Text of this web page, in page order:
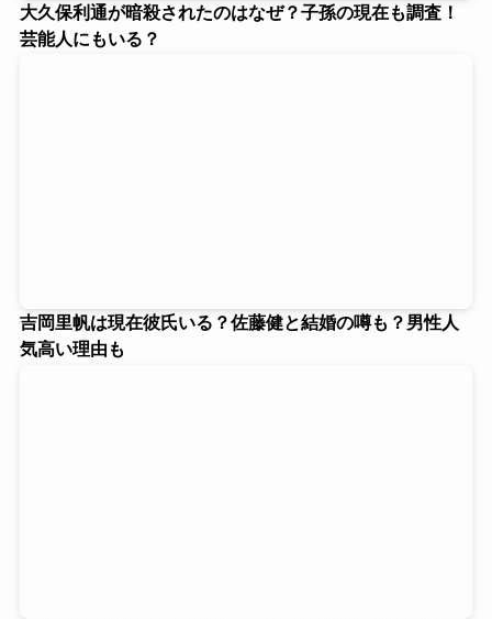
大久保利通が暗殺されたのはなぜ？子孫の現在も調査！
芸能人にもいる？
吉岡里帆は現在彼氏いる？佐藤健と結婚の噂も？男性人
気高い理由も